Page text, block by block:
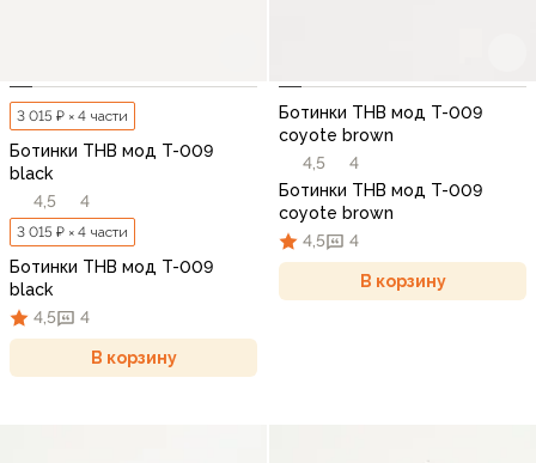
3 015 ₽ × 4 части
Ботинки THB мод T-009
black
4,5
4
3 015 ₽ × 4 части
Ботинки THB мод T-009
black
4,5
4
В корзину
Ботинки THB мод T-009
coyote brown
4,5
4
Ботинки THB мод T-009
coyote brown
4,5
4
В корзину